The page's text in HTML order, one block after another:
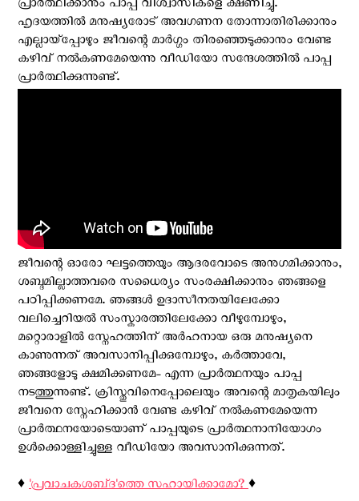
പ്രാർത്ഥിക്കാനും പാപ്പ വിശ്വാസികളെ ക്ഷണിച്ചു.
ഹൃദയത്തിൽ മനുഷ്യരോട് അവഗണന തോന്നാതിരിക്കാനും
എല്ലായ്‌പ്പോഴും ജീവന്റെ മാർഗ്ഗം തിരഞ്ഞെടുക്കാനും വേണ്ട
കഴിവ് നൽകണമേയെന്നു വീഡിയോ സന്ദേശത്തില്‍ പാപ്പ
പ്രാർത്ഥിക്കുന്നുണ്ട്.
ജീവന്റെ ഓരോ ഘട്ടത്തെയും ആദരവോടെ അനുഗമിക്കാനും,
ശബ്ദമില്ലാത്തവരെ സധൈര്യം സംരക്ഷിക്കാനും ഞങ്ങളെ
പഠിപ്പിക്കണമേ. ഞങ്ങൾ ഉദാസീനതയിലേക്കോ
വലിച്ചെറിയൽ സംസ്കാരത്തിലേക്കോ വീഴുമ്പോഴും,
മറ്റൊരാളിൽ സ്നേഹത്തിന് അർഹനായ ഒരു മനുഷ്യനെ
കാണുന്നത് അവസാനിപ്പിക്കുമ്പോഴും, കർത്താവേ,
ഞങ്ങളോടു ക്ഷമിക്കണമേ- എന്ന പ്രാര്‍ത്ഥനയും പാപ്പ
നടത്തുന്നുണ്ട്. ക്രിസ്തുവിനെപ്പോലെയും അവന്റെ മാതൃകയിലും
ജീവനെ സ്നേഹിക്കാൻ വേണ്ട കഴിവ് നൽകണമേയെന്ന
പ്രാർത്ഥനയോടെയാണ് പാപ്പയുടെ പ്രാര്‍ത്ഥനാനിയോഗം
ഉള്‍ക്കൊള്ളിച്ചുള്ള വീഡിയോ അവസാനിക്കുന്നത്.
♦️ 'പ്രവാചകശബ്‌ദ'ത്തെ സഹായിക്കാമോ?♦️